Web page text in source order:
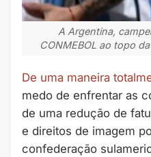
A Argentina,
CONMEBOL ao topo
De uma maneira
medo de enfrentar as
de uma redução de
e direitos de imagem
confederação